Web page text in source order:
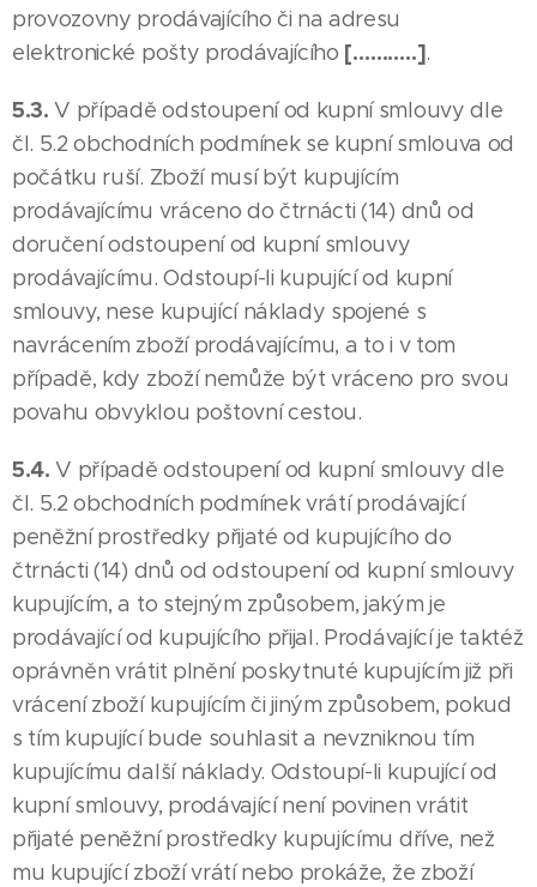
provozovny prodávajícího či na adresu
elektronické pošty prodávajícího [………..].
5.3.V případě odstoupení od kupní smlouvy dle
čl. 5.2 obchodních podmínek se kupní smlouva od
počátku ruší. Zboží musí být kupujícím
prodávajícímu vráceno do čtrnácti (14) dnů od
doručení odstoupení od kupní smlouvy
prodávajícímu. Odstoupí-li kupující od kupní
smlouvy, nese kupující náklady spojené s
navrácením zboží prodávajícímu, a to i v tom
případě, kdy zboží nemůže být vráceno pro svou
povahu obvyklou poštovní cestou.
5.4.V případě odstoupení od kupní smlouvy dle
čl. 5.2 obchodních podmínek vrátí prodávající
peněžní prostředky přijaté od kupujícího do
čtrnácti (14) dnů od odstoupení od kupní smlouvy
kupujícím, a to stejným způsobem, jakým je
prodávající od kupujícího přijal. Prodávající je taktéž
oprávněn vrátit plnění poskytnuté kupujícím již při
vrácení zboží kupujícím či jiným způsobem, pokud
s tím kupující bude souhlasit a nevzniknou tím
kupujícímu další náklady. Odstoupí-li kupující od
kupní smlouvy, prodávající není povinen vrátit
přijaté peněžní prostředky kupujícímu dříve, než
mu kupující zboží vrátí nebo prokáže, že zboží